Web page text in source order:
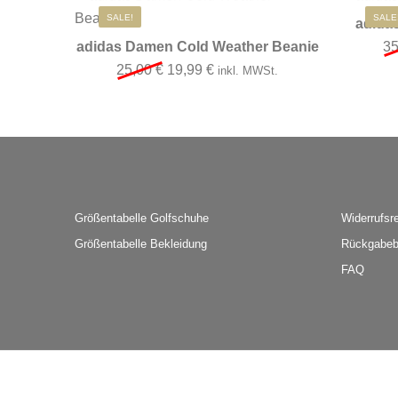
SALE!
adidas Damen Cold Weather Beanie
25,00€ Ursprünglicher Preis war: 25,00 €
19,99 €Aktueller Preis ist: 19,99 €.
inkl. MWSt.
SALE!
Größentabelle Golfschuhe
Größentabelle Bekleidung
FAQ